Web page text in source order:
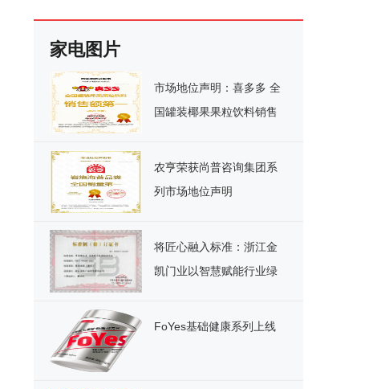
家电图片
市场地位声明：喜多多 全
国罐装椰果果粒饮料销售
农亨荣获尚普咨询集团系
列市场地位声明
将匠心融入标准：浙江金
凯门业以智慧赋能行业绿
FoYes基础健康系列上线